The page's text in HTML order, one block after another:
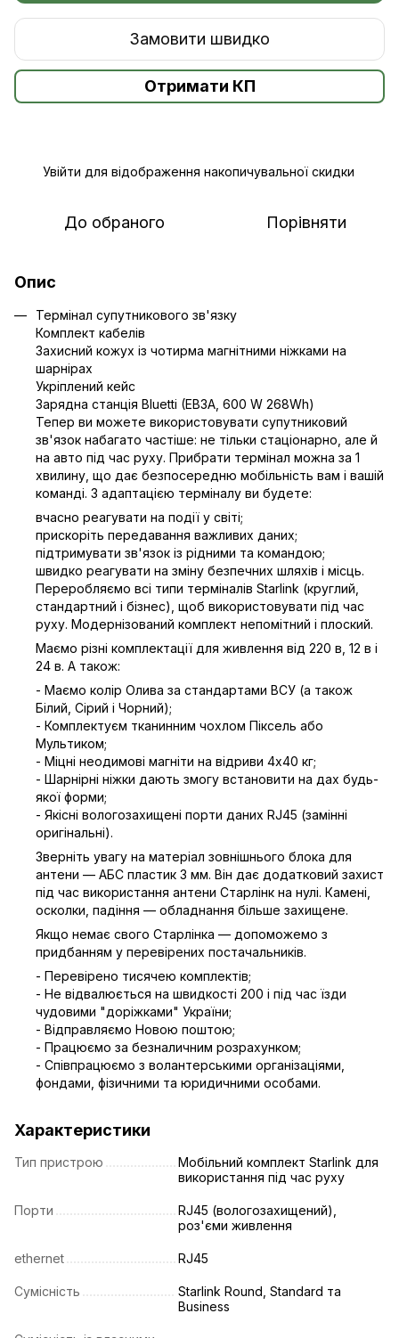
Замовити швидко
Отримати КП
Увійти для відображення накопичувальної скидки
До обраного Порівняти
Опис
Термінал супутникового зв'язку
Комплект кабелів
Захисний кожух із чотирма магнітними ніжками на
шарнірах
Укріплений кейс
Зарядна станція Bluetti (EB3A, 600 W 268Wh)
Тепер ви можете використовувати супутниковий
зв'язок набагато частіше: не тільки стаціонарно, але й
на авто під час руху. Прибрати термінал можна за 1
хвилину, що дає безпосередню мобільність вам і вашій
команді. З адаптацією терміналу ви будете:
вчасно реагувати на події у світі;
прискоріть передавання важливих даних;
підтримувати зв'язок із рідними та командою;
швидко реагувати на зміну безпечних шляхів і місць.
Переробляємо всі типи терміналів Starlink (круглий,
стандартний і бізнес), щоб використовувати під час
руху. Модернізований комплект непомітний і плоский.
Маємо різні комплектації для живлення від 220 в, 12 в і
24 в. А також:
- Маємо колір Олива за стандартами ВСУ (а також
Білий, Сірий і Чорний);
- Комплектуєм тканинним чохлом Піксель або
Мультиком;
- Міцні неодимові магніти на відриви 4х40 кг;
- Шарнірні ніжки дають змогу встановити на дах будь-
якої форми;
- Якісні вологозахищені порти даних RJ45 (замінні
оригінальні).
Зверніть увагу на матеріал зовнішнього блока для
антени — АБС пластик 3 мм. Він дає додатковий захист
під час використання антени Старлінк на нулі. Камені,
осколки, падіння — обладнання більше захищене.
Якщо немає свого Старлінка — допоможемо з
придбанням у перевірених постачальників.
- Перевірено тисячею комплектів;
- Не відвалюється на швидкості 200 і під час їзди
чудовими "доріжками" України;
- Відправляємо Новою поштою;
- Працюємо за безналичним розрахунком;
- Співпрацюємо з волантерськими організаціями,
фондами, фізичними та юридичними особами.
Характеристики
Тип пристрою
Мобільний комплект Starlink для
використання під час руху
Порти
RJ45 (вологозахищений),
роз'єми живлення
ethernet RJ45
Сумісність
Starlink Round, Standard та
Business